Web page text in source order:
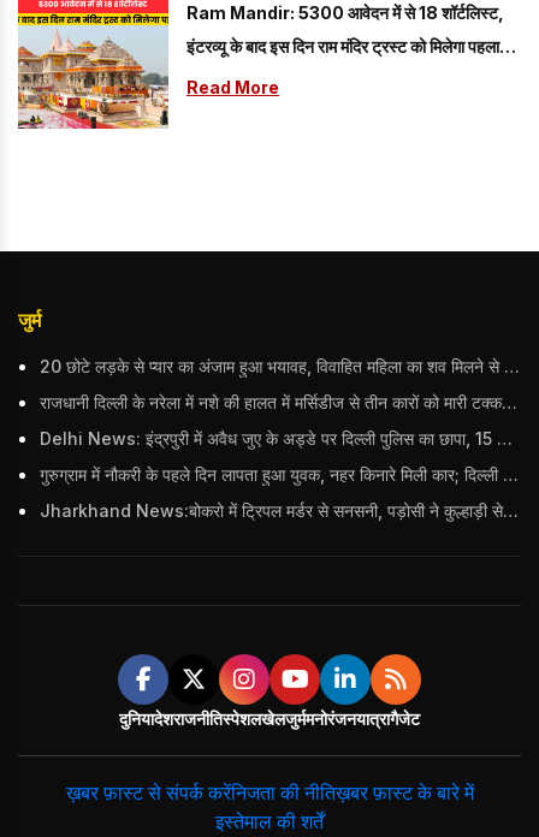
Ram Mandir: 5300 आवेदन में से 18 शॉर्टलिस्ट,
इंटरव्यू के बाद इस दिन राम मंदिर ट्रस्ट को मिलेगा पहला
CEO
Read More
जुर्म
20 छोटे लड़के से प्यार का अंजाम हुआ भयावह, विवाहित महिला का शव मिलने से मचा हड़कंप
राजधानी दिल्ली के नरेला में नशे की हालत में मर्सिडीज से तीन कारों को मारी टक्कर, बुजुर्ग महिला की मौत; हिरासत में आरोपी
Delhi News: इंद्रपुरी में अवैध जुए के अड्डे पर दिल्ली पुलिस का छापा, 15 जुआरियों को पकड़ा; ₹3.61 लाख नकद और अन्य सामान बरामद
गुरुग्राम में नौकरी के पहले दिन लापता हुआ युवक, नहर किनारे मिली कार; दिल्ली पुलिस ने दर्ज की FIR
Jharkhand News:बोकरो में ट्रिपल मर्डर से सनसनी, पड़ोसी ने कुल्हाड़ी से पति-पत्नी और बहु की हत्या की
दुनियादेशराजनीतिस्पेशलखेलजुर्ममनोरंजनयात्रागैजेट
ख़बर फ़ास्ट से संपर्क करेंनिजता की नीतिख़बर फ़ास्ट के बारे में
इस्तेमाल की शर्तें